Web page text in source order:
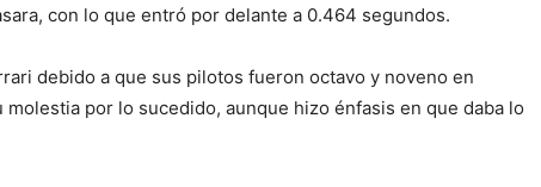
con lo que entró por delante a 0.464 segundos.
debido a que sus pilotos fueron octavo y noveno en
por lo sucedido, aunque hizo énfasis en que daba lo